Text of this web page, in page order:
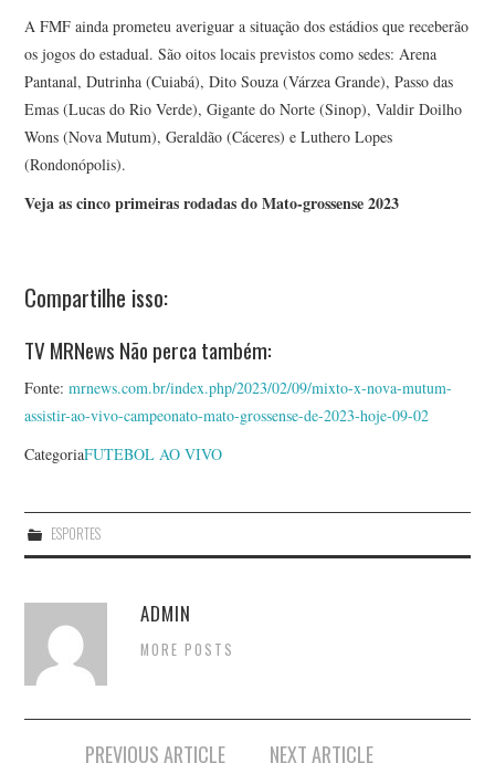
A FMF ainda prometeu averiguar a situação dos estádios que receberão
os jogos do estadual. São oitos locais previstos como sedes: Arena
Pantanal, Dutrinha (Cuiabá), Dito Souza (Várzea Grande), Passo das
Emas (Lucas do Rio Verde), Gigante do Norte (Sinop), Valdir Doilho
Wons (Nova Mutum), Geraldão (Cáceres) e Luthero Lopes
(Rondonópolis).
Veja as cinco primeiras rodadas do Mato-grossense 2023
Compartilhe isso:
TV MRNews Não perca também:
Fonte:mrnews.com.br/index.php/2023/02/09/mixto-x-nova-mutum-
assistir-ao-vivo-campeonato-mato-grossense-de-2023-hoje-09-02
CategoriaFUTEBOL AO VIVO
ESPORTES
ADMIN
MORE POSTS
PREVIOUS ARTICLE NEXT ARTICLE